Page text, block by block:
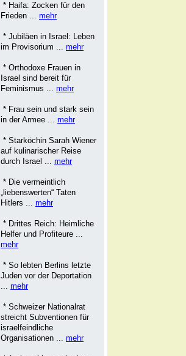
* Haifa: Zocken für den
Frieden ... mehr
* Jubiläen in Israel: Leben
im Provisorium ... mehr
* Orthodoxe Frauen in
Israel sind bereit für
Feminismus ... mehr
* Frau sein und stark sein
in der Armee ... mehr
* Starköchin Sarah Wiener
auf kulinarischer Reise
durch Israel ... mehr
* Die vermeintlich
„liebenswerten“ Taten
Hitlers ... mehr
* Drittes Reich: Heimliche
Helfer und Profiteure ...
mehr
* So lebten Berlins letzte
Juden vor der Deportation
... mehr
* Schweizer Nationalrat
streicht Subventionen für
israelfeindliche
Organisationen ... mehr